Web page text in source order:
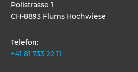
Polistrasse 1
CH-8893 Flums Hochwiese
Telefon:
+41 81 733 22 11